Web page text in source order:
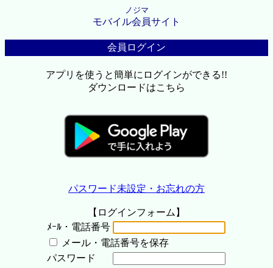
ノジマ
モバイル会員サイト
会員ログイン
アプリを使うと簡単にログインができる!!
ダウンロードはこちら
パスワード未設定・お忘れの方
【ログインフォーム】
ﾒｰﾙ・電話番号
メール・電話番号を保存
パスワード